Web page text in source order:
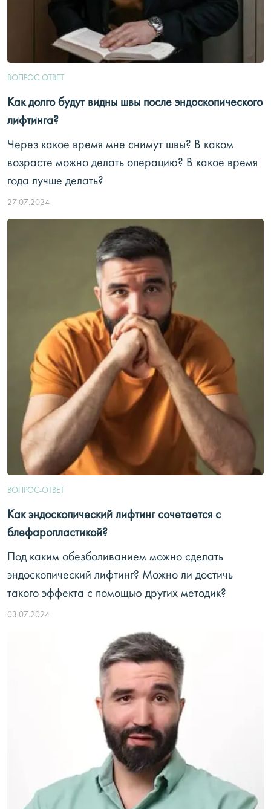
ВОПРОС-ОТВЕТ
Как долго будут видны швы после эндоскопического
лифтинга?
Через какое время мне снимут швы? В каком
возрасте можно делать операцию? В какое время
года лучше делать?
27.07.2024
ВОПРОС-ОТВЕТ
Как эндоскопический лифтинг сочетается с
блефаропластикой?
Под каким обезболиванием можно сделать
эндоскопический лифтинг? Можно ли достичь
такого эффекта с помощью других методик?
03.07.2024